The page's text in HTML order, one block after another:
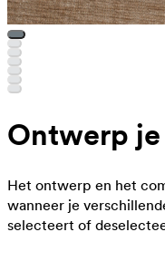
Ontwerp je
Het ontwerp en het
wanneer je
selecteert of